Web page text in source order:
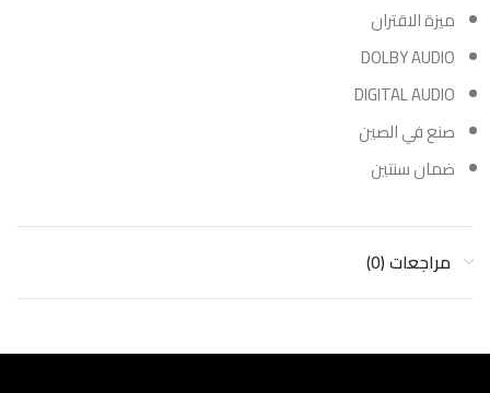
ميزة الاقتران
DOLBY AUDIO
DIGITAL AUDIO
صنع في الصين
ضمان سنتين
مراجعات (0)